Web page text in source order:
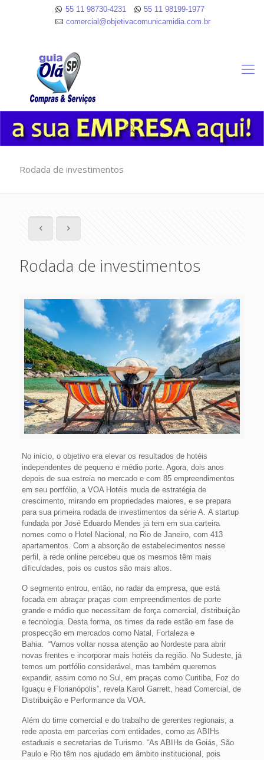
55 11 98730-4231
55 11 98199-1977
comercial@objetivacomunicamidia.com.br
Rodada de investimentos
Rodada de investimentos
No início, o objetivo era elevar os resultados de hotéis
independentes de pequeno e médio porte. Agora, dois anos
depois de sua estreia no mercado e com 85 empreendimentos
em seu portfólio, a VOA Hotéis muda de estratégia de
crescimento, mirando em propriedades maiores, e se prepara
para sua primeira rodada de investimentos da série A. A startup
fundada por José Eduardo Mendes já tem em sua carteira
nomes como o Hotel Nacional, no Rio de Janeiro, com 413
apartamentos. Com a absorção de estabelecimentos nesse
perfil, a rede online percebeu que os mesmos têm mais
dificuldades, pois os custos são mais altos.
O segmento entrou, então, no radar da empresa, que está
focada em abraçar praças com empreendimentos de porte
grande e médio que necessitam de força comercial, distribuição
e tecnologia. Desta forma, os times da rede estão em fase de
prospecção em mercados como Natal, Fortaleza e
Bahia. “Vamos voltar nossa atenção ao Nordeste para abrir
novas frentes e incorporar mais hotéis da região. No Sudeste, já
temos um portfólio considerável, mas também queremos
expandir, assim como no Sul, em praças como Curitiba, Foz do
Iguaçu e Florianópolis”, revela Karol Garrett, head Comercial, de
Distribuição e Performance da VOA.
Além do time comercial e do trabalho de gerentes regionais, a
rede aposta em parcerias com entidades, como as ABIHs
estaduais e secretarias de Turismo. “As ABIHs de Goiás, São
Paulo e Rio têm nos ajudado em âmbito institucional, pois